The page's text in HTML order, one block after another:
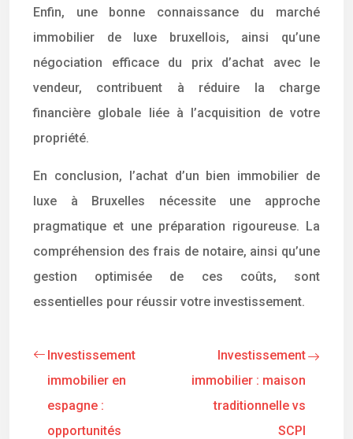
Enfin, une bonne connaissance du marché
immobilier de luxe bruxellois, ainsi qu’une
négociation efficace du prix d’achat avec le
vendeur, contribuent à réduire la charge
financière globale liée à l’acquisition de votre
propriété.
En conclusion, l’achat d’un bien immobilier de
luxe à Bruxelles nécessite une approche
pragmatique et une préparation rigoureuse. La
compréhension des frais de notaire, ainsi qu’une
gestion optimisée de ces coûts, sont
essentielles pour réussir votre investissement.
Investissement
immobilier en
espagne :
opportunités
Investissement
immobilier : maison
traditionnelle vs
SCPI